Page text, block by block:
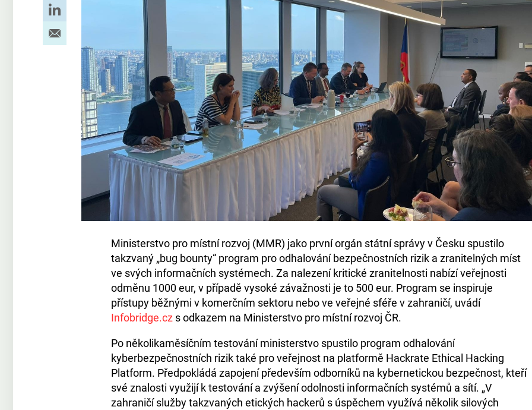
Ministerstvo pro místní rozvoj (MMR) jako první orgán státní správy v Česku spustilo
takzvaný „bug bounty“ program pro odhalování bezpečnostních rizik a zranitelných míst
ve svých informačních systémech. Za nalezení kritické zranitelnosti nabízí veřejnosti
odměnu 1000 eur, v případě vysoké závažnosti je to 500 eur. Program se inspiruje
přístupy běžnými v komerčním sektoru nebo ve veřejné sféře v zahraničí, uvádí
Infobridge.cz s odkazem na Ministerstvo pro místní rozvoj ČR.
Po několikaměsíčním testování ministerstvo spustilo program odhalování
kyberbezpečnostních rizik také pro veřejnost na platformě Hackrate Ethical Hacking
Platform. Předpokládá zapojení především odborníků na kybernetickou bezpečnost, kteří
své znalosti využijí k testování a zvýšení odolnosti informačních systémů a sítí. „V
zahraničí služby takzvaných etických hackerů s úspěchem využívá několik silových